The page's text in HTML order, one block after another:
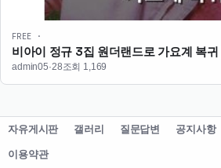
FREE ·
비아이 정규 3집 원더랜드로 가요계 복귀
admin05·28조회 1,169
자유게시판 갤러리 질문답변 공지사항
이용약관